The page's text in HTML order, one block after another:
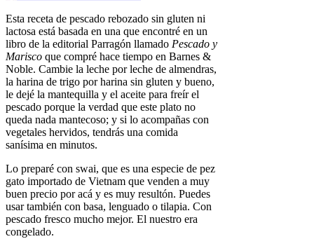
Esta receta de pescado rebozado sin gluten ni
lactosa está basada en una que encontré en un
libro de la editorial Parragón llamado Pescado y
Marisco que compré hace tiempo en Barnes &
Noble. Cambie la leche por leche de almendras,
la harina de trigo por harina sin gluten y bueno,
le dejé la mantequilla y el aceite para freír el
pescado porque la verdad que este plato no
queda nada mantecoso; y si lo acompañas con
vegetales hervidos, tendrás una comida
sanísima en minutos.
Lo preparé con swai, que es una especie de pez
gato importado de Vietnam que venden a muy
buen precio por acá y es muy resultón. Puedes
usar también con basa, lenguado o tilapia. Con
pescado fresco mucho mejor. El nuestro era
congelado.